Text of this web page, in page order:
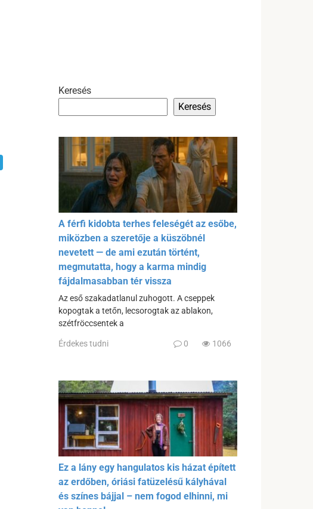
Keresés
Keresés
A férfi kidobta terhes feleségét az esőbe,
miközben a szeretője a küszöbnél
nevetett — de ami ezután történt,
megmutatta, hogy a karma mindig
fájdalmasabban tér vissza
Az eső szakadatlanul zuhogott. A cseppek
kopogtak a tetőn, lecsorogtak az ablakon,
szétfröccsentek a
Érdekes tudni 0 1066
Ez a lány egy hangulatos kis házat épített
az erdőben, óriási fatüzelésű kályhával
és színes bájjal – nem fogod elhinni, mi